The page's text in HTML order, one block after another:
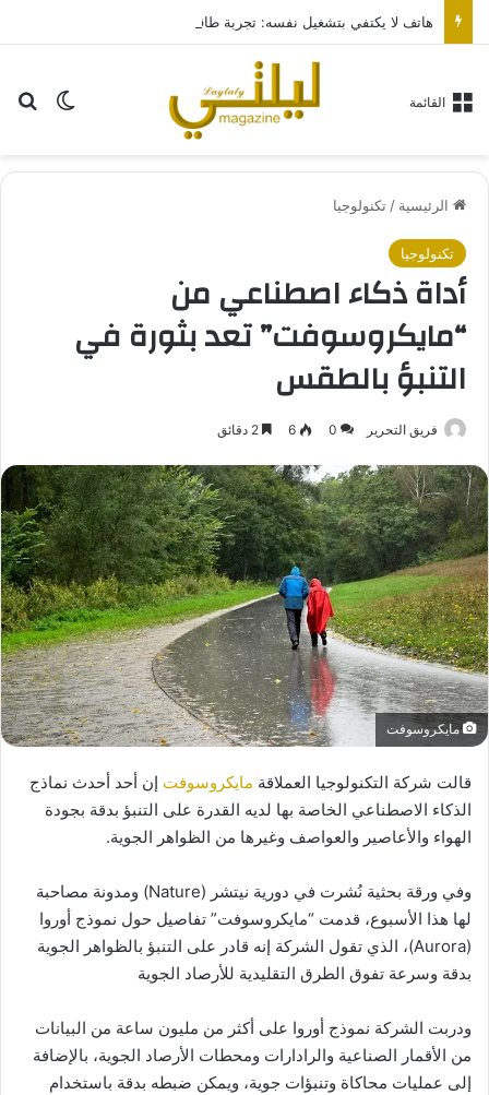
الوضع القائمة
الرئيسية /تكنولوجيا
تكنولوجيا
أداة ذكاء اصطناعي من
“مايكروسوفت” تعد بثورة في
التنبؤ بالطقس
فريق التحرير 0
6
مايكروسوفت
قالت شركة التكنولوجيا العملاقة مايكروسوفت إن أحد أحدث نماذج
الذكاء الاصطناعي الخاصة بها لديه القدرة على التنبؤ بدقة بجودة
الهواء والأعاصير والعواصف وغيرها من الظواهر الجوية.
وفي ورقة بحثية نُشرت في دورية نيتشر (Nature) ومدونة مصاحبة
لها هذا الأسبوع، قدمت “مايكروسوفت” تفاصيل حول نموذج أوروا
(Aurora)، الذي تقول الشركة إنه قادر على التنبؤ بالظواهر الجوية
بدقة وسرعة تفوق الطرق التقليدية للأرصاد الجوية
ودربت الشركة نموذج أوروا على أكثر من مليون ساعة من البيانات
من الأقمار الصناعية والرادارات ومحطات الأرصاد الجوية، بالإضافة
إلى عمليات محاكاة وتنبؤات جوية، ويمكن ضبطه بدقة باستخدام